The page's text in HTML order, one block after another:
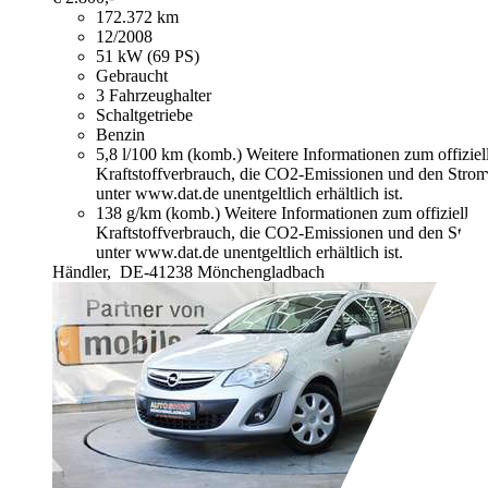
172.372 km
12/2008
51 kW (69 PS)
Gebraucht
3 Fahrzeughalter
Schaltgetriebe
Benzin
5,8 l/100 km (komb.) Weitere Informationen zum
Kraftstoffverbrauch, die CO2-Emissionen und den
unter www.dat.de unentgeltlich erhältlich ist.
138 g/km (komb.) Weitere Informationen zum
Kraftstoffverbrauch, die CO2-Emissionen und den
unter www.dat.de unentgeltlich erhältlich ist.
Händler, DE-41238 Mönchengladbach